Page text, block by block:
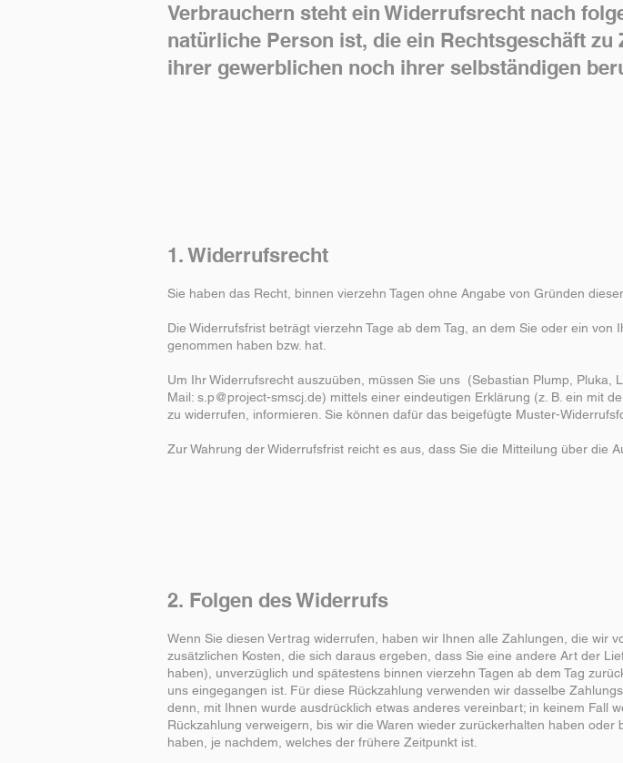
Verbrauchern steht ein Widerrufsrecht nach
natürliche Person ist, die ein Rechtsgeschäft
ihrer gewerblichen noch ihrer selbständigen
1. Widerrufsrecht
Sie haben das Recht, binnen vierzehn Tagen ohne Angabe von Gründen
Die Widerrufsfrist beträgt vierzehn Tage ab dem Tag, an dem Sie oder ein
genommen haben bzw. hat.
Um Ihr Widerrufsrecht auszuüben, müssen Sie uns (Sebastian Plump, Pluka,
Mail: s.p@project-smscj.de) mittels einer eindeutigen Erklärung (z. B. ein mit
zu widerrufen, informieren. Sie können dafür das beigefügte Muster-
Zur Wahrung der Widerrufsfrist reicht es aus, dass Sie die Mitteilung über die
2. Folgen des Widerrufs
Wenn Sie diesen Vertrag widerrufen, haben wir Ihnen alle Zahlungen, die wir
zusätzlichen Kosten, die sich daraus ergeben, dass Sie eine andere Art der
haben), unverzüglich und spätestens binnen vierzehn Tagen ab dem Tag
uns eingegangen ist. Für diese Rückzahlung verwenden wir dasselbe
denn, mit Ihnen wurde ausdrücklich etwas anderes vereinbart; in keinem Fall
Rückzahlung verweigern, bis wir die Waren wieder zurückerhalten haben
haben, je nachdem, welches der frühere Zeitpunkt ist.